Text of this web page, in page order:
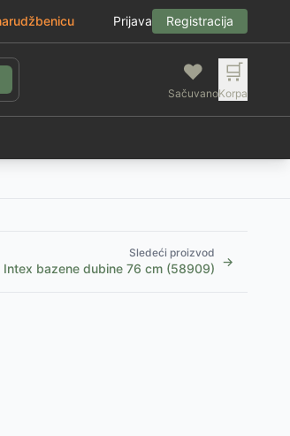
Prijava Registracija
❤️
Sačuvano
🛒
Korpa
Sledeći proizvod
Intex bazene dubine 76 cm (58909) →